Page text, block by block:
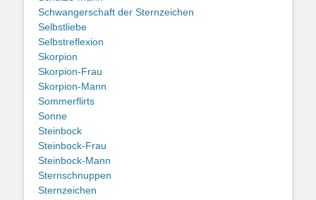
Schwangerschaft der Sternzeichen
Selbstliebe
Selbstreflexion
Skorpion
Skorpion-Frau
Skorpion-Mann
Sommerflirts
Sonne
Steinbock
Steinbock-Frau
Steinbock-Mann
Sternschnuppen
Sternzeichen